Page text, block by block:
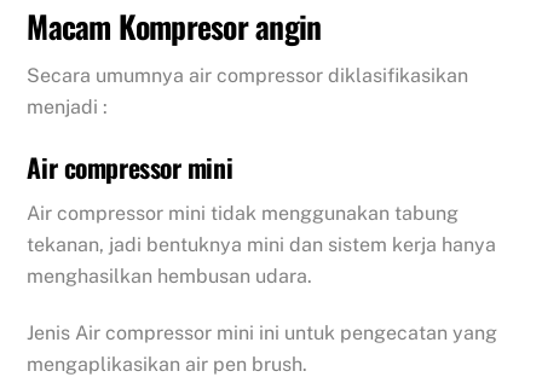
Macam Kompresor angin
Secara umumnya air compressor diklasifikasikan
menjadi :
Air compressor mini
Air compressor mini tidak menggunakan tabung
tekanan, jadi bentuknya mini dan sistem kerja hanya
menghasilkan hembusan udara.
Jenis Air compressor mini ini untuk pengecatan yang
mengaplikasikan air pen brush.